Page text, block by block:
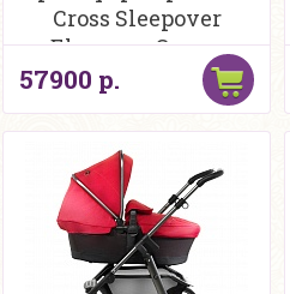
Cross Sleepover
Elegance Cream
57900 р.